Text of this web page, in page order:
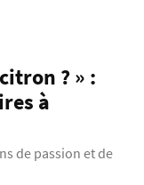
? » :
à
de passion et de